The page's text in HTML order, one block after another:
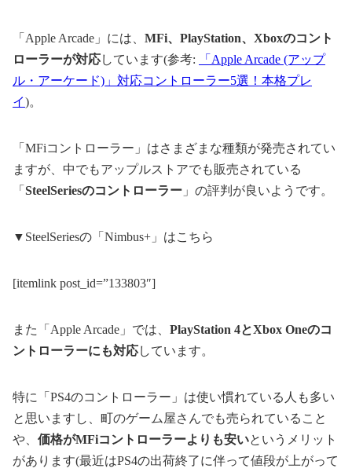
「Apple Arcade」には、 MFi、PlayStation、Xboxのコント
ローラーが対応しています(参考:
「Apple Arcade (アップ
ル・アーケード)」対応コントローラー5選！本格プレ
イ)。
「MFiコントローラー」はさまざまな種類が発売されてい
ますが、中でもアップルストアでも販売されている
「 SteelSeriesのコントローラー 」の評判が良いようです。
▼SteelSeriesの「Nimbus+」はこちら
[itemlink post_id=”133803″]
また「Apple Arcade」では、 PlayStation 4とXbox Oneのコ
ントローラーにも対応しています。
特に「PS4のコントローラー」は使い慣れている人も多い
と思いますし、町のゲーム屋さんでも売られていること
や、 価格がMFiコントローラーよりも安いというメリット
があります(最近はPS4の出荷終了に伴って値段が上がって